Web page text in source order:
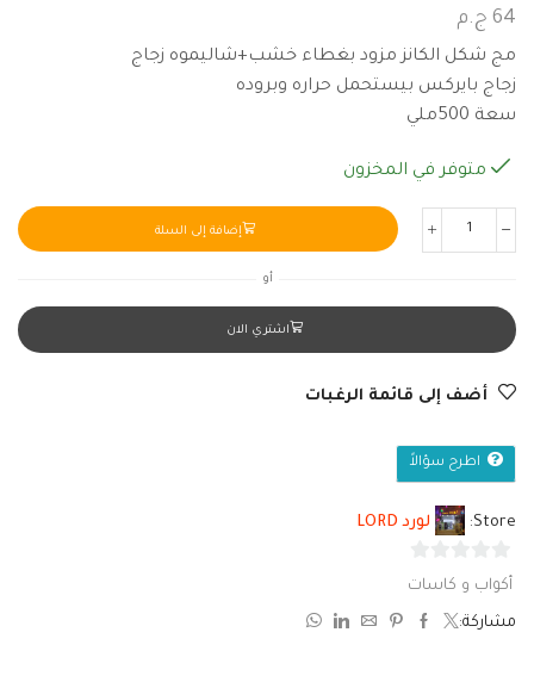
64 ج.م
مج شكل الكانز مزود بغطاء خشب+شاليموه زجاج
زجاج بايركس بيستحمل حراره وبروده
سعة 500ملي
متوفر في المخزون
إضافة إلى السلة
أو
اشتري الان
أضف إلى قائمة الرغبات
اطرح سؤالاً
Store: لورد LORD
أكواب و كاسات
مشاركة: